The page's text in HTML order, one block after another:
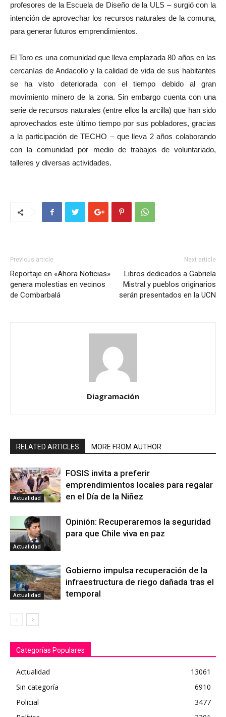
profesores de la Escuela de Diseño de la ULS – surgió con la
intención de aprovechar los recursos naturales de la comuna,
para generar futuros emprendimientos.
El Toro es una comunidad que lleva emplazada 80 años en las
cercanías de Andacollo y la calidad de vida de sus habitantes
se ha visto deteriorada con el tiempo debido al gran
movimiento minero de la zona. Sin embargo cuenta con una
serie de recursos naturales (entre ellos la arcilla) que han sido
aprovechados este último tiempo por sus pobladores, gracias
a la participación de TECHO – que lleva 2 años colaborando
con la comunidad por medio de trabajos de voluntariado,
talleres y diversas actividades.
Previous article
Reportaje en «Ahora Noticias»
genera molestias en vecinos
de Combarbalá
Next article
Libros dedicados a Gabriela
Mistral y pueblos originarios
serán presentados en la UCN
Diagramación
RELATED ARTICLES MORE FROM AUTHOR
Actualidad
FOSIS invita a preferir
emprendimientos locales para regalar
en el Día de la Niñez
Actualidad
Opinión: Recuperaremos la seguridad
para que Chile viva en paz
Actualidad
Gobierno impulsa recuperación de la
infraestructura de riego dañada tras el
temporal
Categorías Populares
Actualidad
13061
Sin categoría
6910
Policial
3477